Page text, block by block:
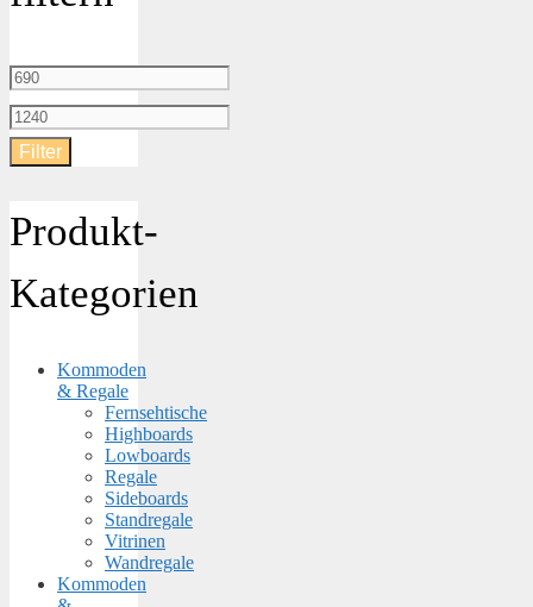
Min.
Preis
Max.
Preis
Filter
Produkt-
Kategorien
Kommoden
& Regale
Fernsehtische
Highboards
Lowboards
Regale
Sideboards
Standregale
Vitrinen
Wandregale
Kommoden